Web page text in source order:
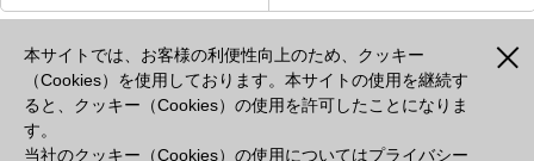
本サイトでは、お客様の利便性向上のため、クッキー
（Cookies）を使用しております。本サイトの使用を継続す
ると、クッキー（Cookies）の使用を許可したことになりま
す。
当社のクッキー（Cookies）の使用についてはプライバシー
注意事項 プライバシーポリシー セキュリティポリシー
cookie等の使用について